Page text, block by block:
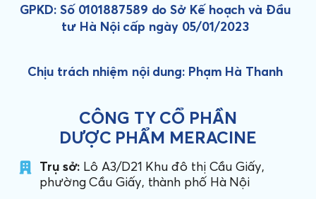
GPKD: Số 0101887589 do Sở Kế hoạch và Đầu
tư Hà Nội cấp ngày 05/01/2023
Chịu trách nhiệm nội dung: Phạm Hà Thanh
CÔNG TY CỔ PHẦN
DƯỢC PHẨM MERACINE
Trụ sở: Lô A3/D21 Khu đô thị Cầu Giấy,
phường Cầu Giấy, thành phố Hà Nội